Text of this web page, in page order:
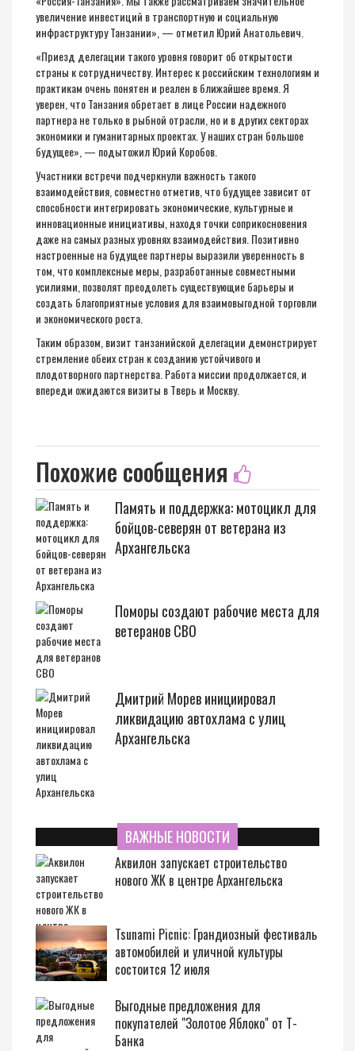
увеличение инвестиций в транспортную и социальную
инфраструктуру Танзании», — отметил Юрий Анатольевич.
«Приезд делегации такого уровня говорит об открытости
страны к сотрудничеству. Интерес к российским технологиям и
практикам очень понятен и реален в ближайшее время. Я
уверен, что Танзания обретает в лице России надежного
партнера не только в рыбной отрасли, но и в других секторах
экономики и гуманитарных проектах. У наших стран большое
будущее», — подытожил Юрий Коробов.
Участники встречи подчеркнули важность такого
взаимодействия, совместно отметив, что будущее зависит от
способности интегрировать экономические, культурные и
инновационные инициативы, находя точки соприкосновения
даже на самых разных уровнях взаимодействия. Позитивно
настроенные на будущее партнеры выразили уверенность в
том, что комплексные меры, разработанные совместными
усилиями, позволят преодолеть существующие барьеры и
создать благоприятные условия для взаимовыгодной торговли
и экономического роста.
Таким образом, визит танзанийской делегации демонстрирует
стремление обеих стран к созданию устойчивого и
плодотворного партнерства. Работа миссии продолжается, и
впереди ожидаются визиты в Тверь и Москву.
Похожие сообщения
Память и поддержка: мотоцикл для
бойцов-северян от ветерана из
Архангельска
Поморы создают рабочие места для
ветеранов СВО
Дмитрий Морев инициировал
ликвидацию автохлама с улиц
Архангельска
ВАЖНЫЕ НОВОСТИ
Аквилон запускает строительство
нового ЖК в центре Архангельска
Tsunami Picnic: Грандиозный фестиваль
автомобилей и уличной культуры
состоится 12 июля
Выгодные предложения для
покупателей "Золотое Яблоко" от Т-
Банка